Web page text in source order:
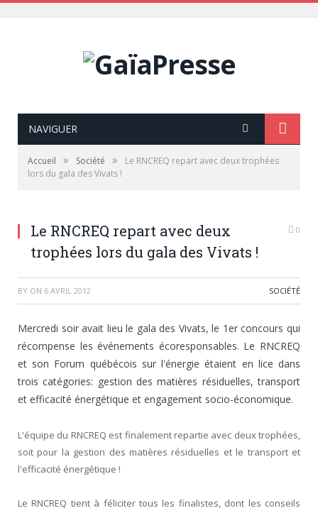
NAVIGUER
Accueil » Société »
Le RNCREQ repart avec deux trophées
lors du gala des Vivats !
Le RNCREQ repart avec deux
trophées lors du gala des Vivats !
0
BY ON 6 AVRIL 2012 SOCIÉTÉ
Mercredi soir avait lieu le gala des Vivats, le 1er concours qui
récompense les événements écoresponsables. Le RNCREQ
et son Forum québécois sur l'énergie étaient en lice dans
trois catégories: gestion des matières résiduelles, transport
et efficacité énergétique et engagement socio-économique.
L'équipe du RNCREQ est finalement repartie avec deux trophées,
soit pour la gestion des matières résiduelles et le transport et
l'efficacité énergétique !
Le RNCREQ tient à féliciter tous les finalistes, dont les conseils